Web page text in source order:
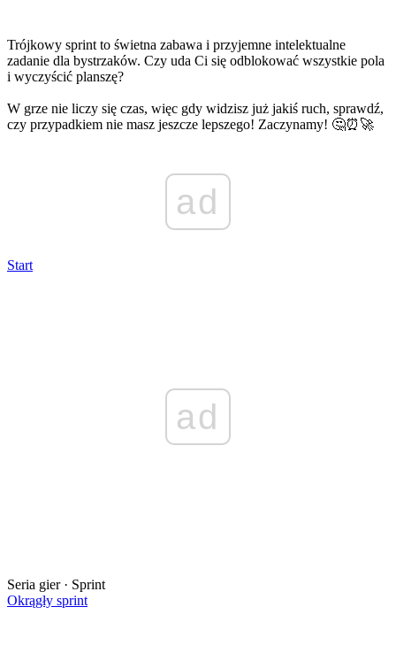
Trójkowy sprint to świetna zabawa i przyjemne intelektualne
zadanie dla bystrzaków. Czy uda Ci się odblokować wszystkie pola
i wyczyścić planszę?
W grze nie liczy się czas, więc gdy widzisz już jakiś ruch, sprawdź,
czy przypadkiem nie masz jeszcze lepszego! Zaczynamy! 🤔⏰🚀
ad
Start
ad
Seria gier · Sprint
Okrągły sprint